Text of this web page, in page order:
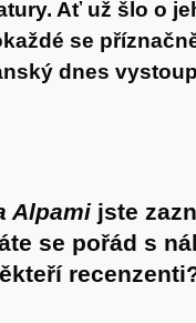
Ať už šlo o
se
dnes
Alpami jste
se pořád s